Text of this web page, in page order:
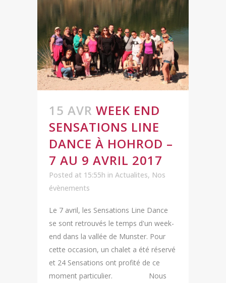
15 AVR WEEK END
SENSATIONS LINE
DANCE À HOHROD –
7 AU 9 AVRIL 2017
Posted at 15:55h in Actualites, Nos
évènements
Le 7 avril, les Sensations Line Dance
se sont retrouvés le temps d'un week-
end dans la vallée de Munster. Pour
cette occasion, un chalet a été réservé
et 24 Sensations ont profité de ce
moment particulier. Nous